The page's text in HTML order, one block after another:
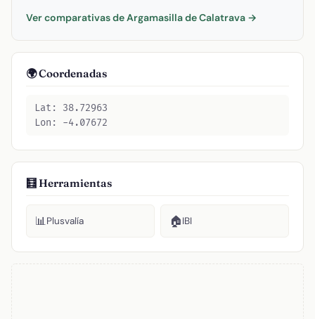
Ver comparativas de Argamasilla de Calatrava →
🌍 Coordenadas
Lat: 38.72963
Lon: -4.07672
🧮 Herramientas
📊Plusvalía 🏠IBI